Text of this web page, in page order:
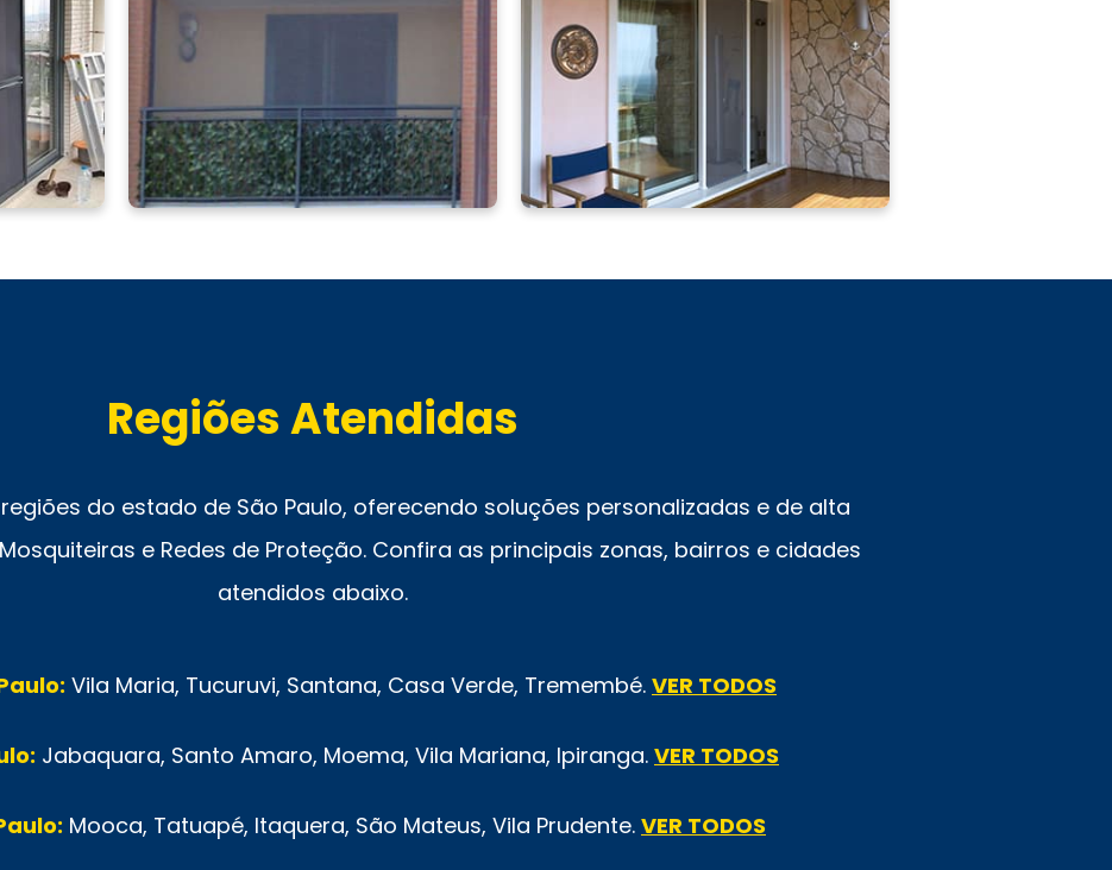
Regiões Atendidas
do estado de São Paulo, oferecendo soluções personalizadas e de alta
e Redes de Proteção. Confira as principais zonas, bairros e cidades
atendidos abaixo.
Vila Maria, Tucuruvi, Santana, Casa Verde, Tremembé. VER TODOS
Jabaquara, Santo Amaro, Moema, Vila Mariana, Ipiranga. VER TODOS
Mooca, Tatuapé, Itaquera, São Mateus, Vila Prudente. VER TODOS